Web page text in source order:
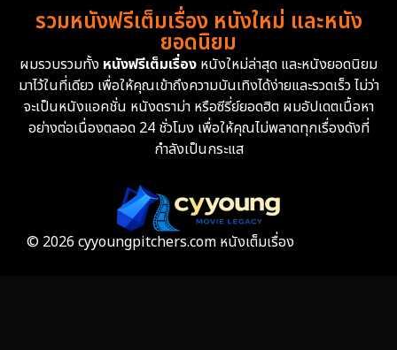
Family ครอบครัว 372
Fantasy จินตนาการ 339
Fiction 9
รวมหนังฟรีเต็มเรื่อง หนังใหม่ และหนัง
ยอดนิยม
ผมรวบรวมทั้ง หนังฟรีเต็มเรื่อง หนังใหม่ล่าสุด และหนังยอดนิยม
มาไว้ในที่เดียว เพื่อให้คุณเข้าถึงความบันเทิงได้ง่ายและรวดเร็ว ไม่ว่า
จะเป็นหนังแอคชั่น หนังดราม่า หรือซีรี่ย์ยอดฮิต ผมอัปเดตเนื้อหา
อย่างต่อเนื่องตลอด 24 ชั่วโมง เพื่อให้คุณไม่พลาดทุกเรื่องดังที่
กำลังเป็นกระแส
© 2026 cyyoungpitchers.com หนังเต็มเรื่อง